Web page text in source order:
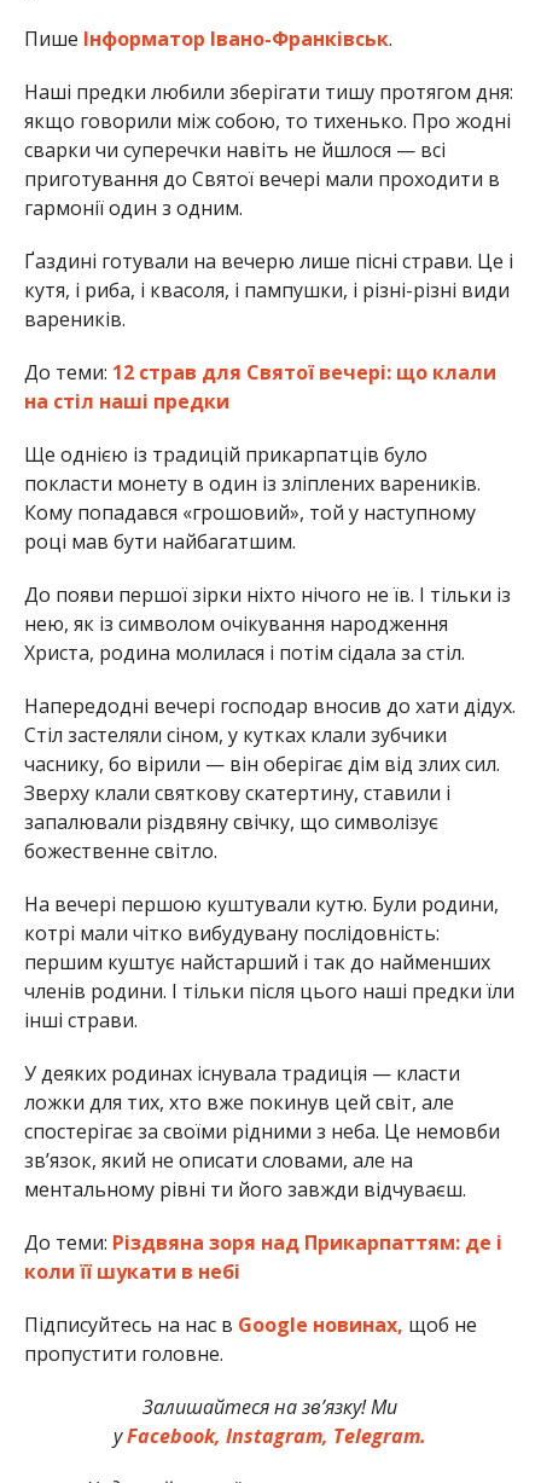
Пише Інформатор Івано-Франківськ.
Наші предки любили зберігати тишу протягом дня:
якщо говорили між собою, то тихенько. Про жодні
сварки чи суперечки навіть не йшлося — всі
приготування до Святої вечері мали проходити в
гармонії один з одним.
Ґаздині готували на вечерю лише пісні страви. Це і
кутя, і риба, і квасоля, і пампушки, і різні-різні види
вареників.
До теми: 12 страв для Святої вечері: що клали
на стіл наші предки
Ще однією із традицій прикарпатців було
покласти монету в один із зліплених вареників.
Кому попадався «грошовий», той у наступному
році мав бути найбагатшим.
До появи першої зірки ніхто нічого не їв. І тільки із
нею, як із символом очікування народження
Христа, родина молилася і потім сідала за стіл.
Напередодні вечері господар вносив до хати дідух.
Стіл застеляли сіном, у кутках клали зубчики
часнику, бо вірили — він оберігає дім від злих сил.
Зверху клали святкову скатертину, ставили і
запалювали різдвяну свічку, що символізує
божественне світло.
На вечері першою куштували кутю. Були родини,
котрі мали чітко вибудувану послідовність:
першим куштує найстарший і так до найменших
членів родини. І тільки після цього наші предки їли
інші страви.
У деяких родинах існувала традиція — класти
ложки для тих, хто вже покинув цей світ, але
спостерігає за своїми рідними з неба. Це немовби
звʼязок, який не описати словами, але на
ментальному рівні ти його завжди відчуваєш.
До теми: Різдвяна зоря над Прикарпаттям: де і
коли її шукати в небі
Підписуйтесь на нас в Google новинах, щоб не
пропустити головне.
Залишайтеся на зв’язку! Ми
уFacebook, Instagram, Telegram.